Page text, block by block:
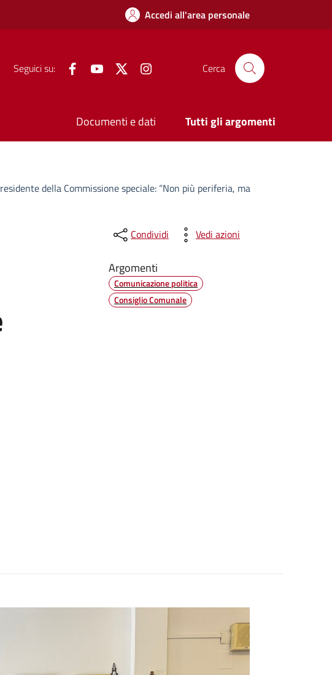
Accedi all'area personale
Seguici su: FacebookYouTube Twitter Cerca
Documenti e dati Tutti gli argomenti
della Commissione speciale: “Non più periferia, ma
Condividi Vedi azioni
Argomenti
Comunicazione politica
Consiglio Comunale